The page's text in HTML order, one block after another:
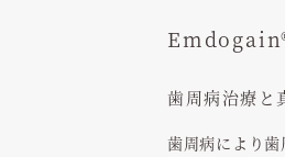
歯周病治療と
歯周病により